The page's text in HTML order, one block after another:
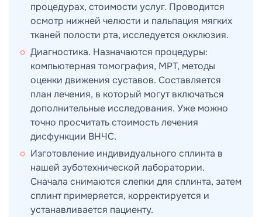
процедурах, стоимости услуг. Проводится
осмотр нижней челюсти и пальпация мягких
тканей полости рта, исследуется окклюзия.
Диагностика. Назначаются процедуры:
компьютерная томография, МРТ, методы
оценки движения суставов. Составляется
план лечения, в который могут включаться
дополнительные исследования. Уже можно
точно просчитать стоимость лечения
дисфункции ВНЧС.
Изготовление индивидуального сплинта в
нашей зуботехнической лаборатории.
Сначала снимаются слепки для сплинта, затем
сплинт примеряется, корректируется и
устанавливается пациенту.